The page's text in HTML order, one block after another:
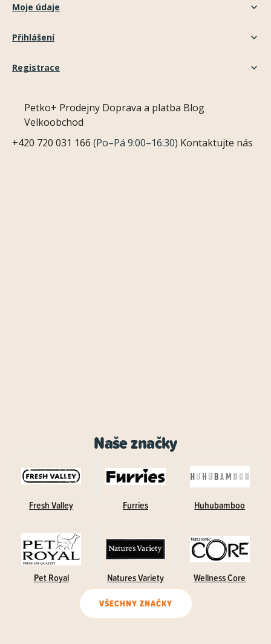
Moje údaje
Přihlášení
Registrace
Petko+ Prodejny Doprava a platba Blog
Velkoobchod
+420 720 031 166 (Po–Pá 9:00–16:30) Kontaktujte nás
Naše značky
Fresh Valley Furries Huhubamboo
Pet Royal Natures Variety Wellness Core
VŠECHNY ZNAČKY